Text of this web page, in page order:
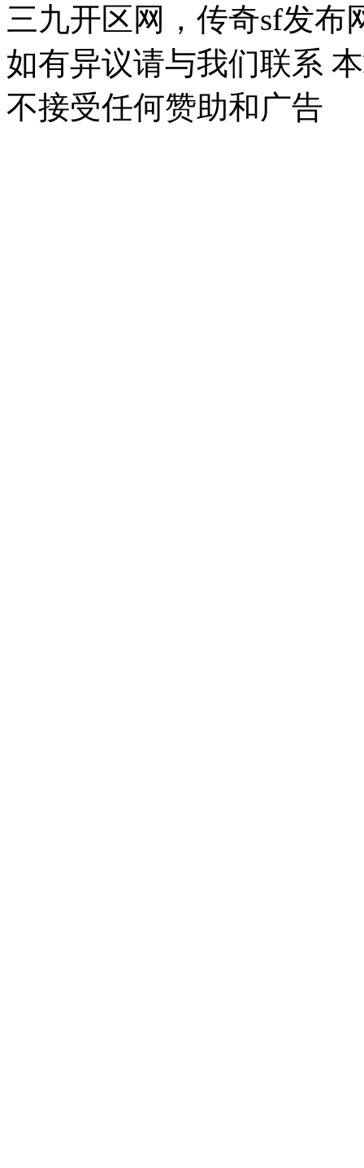
三九开区网，传奇sf发布
如有异议请与我们联系
不接受任何赞助和广告